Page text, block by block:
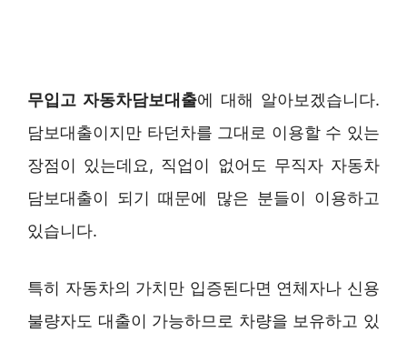
무입고 자동차담보대출에 대해 알아보겠습니다.
담보대출이지만 타던차를 그대로 이용할 수 있는
장점이 있는데요, 직업이 없어도 무직자 자동차
담보대출이 되기 때문에 많은 분들이 이용하고
있습니다.
특히 자동차의 가치만 입증된다면 연체자나 신용
불량자도 대출이 가능하므로 차량을 보유하고 있